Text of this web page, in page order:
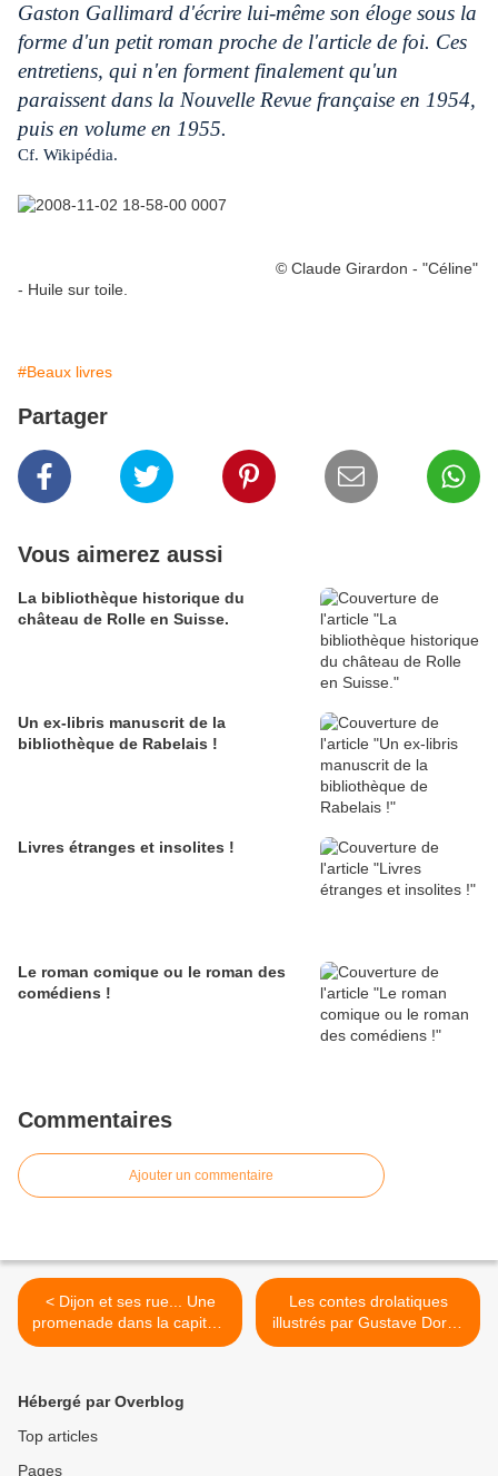
Gaston Gallimard d'écrire lui-même son éloge sous la
forme d'un petit roman proche de l'article de foi. Ces
entretiens, qui n'en forment finalement qu'un
paraissent dans la Nouvelle Revue française en 1954,
puis en volume en 1955.
Cf. Wikipédia.
© Claude Girardon - "Céline"
- Huile sur toile.
#Beaux livres
Partager
Vous aimerez aussi
La bibliothèque historique du
château de Rolle en Suisse.
Un ex-libris manuscrit de la
bibliothèque de Rabelais !
Livres étranges et insolites !
Le roman comique ou le roman des
comédiens !
Commentaires
Ajouter un commentaire
< Dijon et ses rue... Une
promenade dans la capitale
des Ducs !
Les contes drolatiques
illustrés par Gustave Doré !
>
Hébergé par Overblog
Top articles
Pages